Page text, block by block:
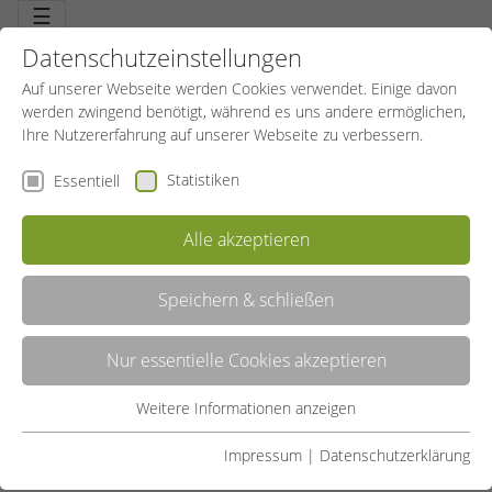
☰
LEITBILD DES SPORTBILDUNGSWERKES NORDRHEIN-
WESTFALEN E.V.
WIR GESTALTEN
WEITERBILDUNG IM SPORT
Datenschutzeinstellungen
Auf unserer Webseite werden Cookies verwendet. Einige davon
werden zwingend benötigt, während es uns andere ermöglichen,
Ihre Nutzererfahrung auf unserer Webseite zu verbessern.
Essentiell Statistiken
Alle akzeptieren
Speichern & schließen
Nur essentielle Cookies akzeptieren
Essentielle Cookies werden für grundlegende Funktionen der
Weitere Informationen anzeigen
Impressum | Datenschutzerklärung